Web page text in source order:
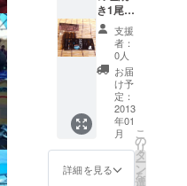
提
供・・
・小坂
町淡水
魚養殖
漁業協
同組合
の川魚
加工品
※商品の
発送は
１１月
き1尾無
料（当
日お越
しに
なった
方の
み） ■
小坂ス
モーク
１尾 ■
いわな
甘露煮
（4尾入
支援
者：
0人
お届
け予
定：
2013
年01
月
詳細を見る
こ
の
リ
タ
ー
ン
を